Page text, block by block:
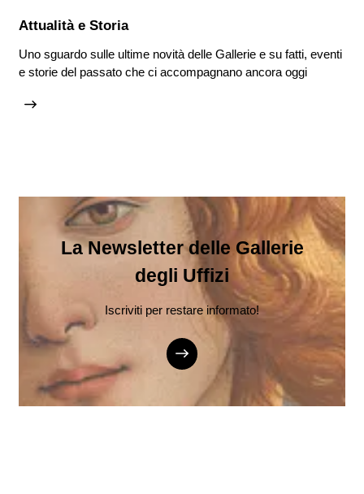
Attualità e Storia
Uno sguardo sulle ultime novità delle Gallerie e su fatti, eventi
e storie del passato che ci accompagnano ancora oggi
La Newsletter delle Gallerie
degli Uffizi
Iscriviti per restare informato!